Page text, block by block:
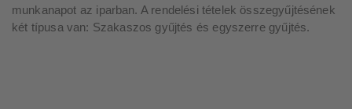
munkanapot az iparban. A rendelési tételek összegyűjtésének
két típusa van: Szakaszos gyűjtés és egyszerre gyűjtés.